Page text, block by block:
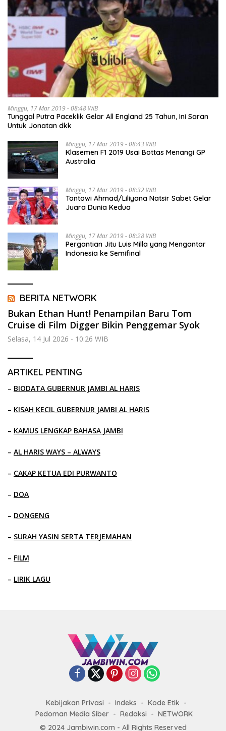
Minggu, 17 Mar 2019 - 08:48 WIB
Tunggal Putra Paceklik Gelar All England 25 Tahun, Ini Saran
Untuk Jonatan dkk
Minggu, 17 Mar 2019 - 08:43 WIB
Klasemen F1 2019 Usai Bottas Menangi GP
Australia
Minggu, 17 Mar 2019 - 08:32 WIB
Tontowi Ahmad/Liliyana Natsir Sabet Gelar
Juara Dunia Kedua
Minggu, 17 Mar 2019 - 08:28 WIB
Pergantian Jitu Luis Milla yang Mengantar
Indonesia ke Semifinal
BERITA NETWORK
Bukan Ethan Hunt! Penampilan Baru Tom
Cruise di Film Digger Bikin Penggemar Syok
Selasa, 14 Jul 2026 - 10:26 WIB
ARTIKEL PENTING
– BIODATA GUBERNUR JAMBI AL HARIS
– KISAH KECIL GUBERNUR JAMBI AL HARIS
– KAMUS LENGKAP BAHASA JAMBI
– AL HARIS WAYS – ALWAYS
– CAKAP KETUA EDI PURWANTO
– DOA
– DONGENG
– SURAH YASIN SERTA TERJEMAHAN
– FILM
– LIRIK LAGU
Kebijakan Privasi Indeks
Kode Etik
Pedoman Media Siber
Redaksi
NETWORK
© 2024 Jambiwin.com - All Rights Reserved